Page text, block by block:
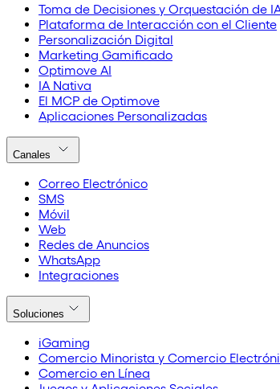
Toma de Decisiones y Orquestación de
Plataforma de Interacción con el Cliente
Personalización Digital
Marketing Gamificado
Optimove AI
IA Nativa
El MCP de Optimove
Aplicaciones Personalizadas
Canales
Correo Electrónico
SMS
Móvil
Web
Redes de Anuncios
WhatsApp
Integraciones
Soluciones
iGaming
Comercio Minorista y Comercio
Comercio en Línea